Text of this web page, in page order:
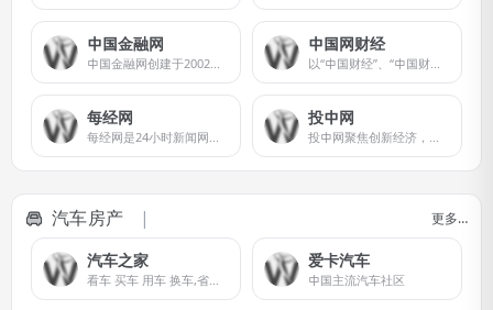
中国金融网
中国金融网创建于2002年，是中国金融领域的知名品牌。
中国网财经
以“中国财经”、“中国财经APP”、中国财经双微等为核心业务平台，实现多屏互动，重点关注宏观经济、金融、证券、上市公司、房产、科技等领域，为用户提供时效、专业、全面的财经信息及综合类服务。
每经网
每经网是24小时新闻网站，依托新锐财经日报《每日经济新闻》打造中国具有影响力的新闻网站，覆盖品牌价值、汽车资讯、视频、基金、财经、房产、金融新闻、券商、公司等方向，是全方位财经新闻平台。
投中网
投中网聚焦创新经济，提供创新经济领域的智识和洞见。投中网拥有立体化传播矩阵，十多年行业深耕，为新经济领域核心人群提供深入、独到的智识和创见，在私募股权投资行业和新商业领域均拥有权威影响力。投中网拥有商业深度、商业故事、资本市场、健康、教育、5G、汽车、消费、人工智能、Vtalk、投等舱、创投百科等多个频道和品牌栏目，投中网在投资中国、投资网站、投权投资平台、股权投资网、投资网、投中数据、投资信息、股权信息、创投网站、中国投资、投资行业、投资风险等领域均拥有权威影响力，洞察商业真相，关注商业进化，服务创新经济，推动新商业文明。
汽车房产 更多…
汽车之家
看车 买车 用车 换车,省时省心省钱!
爱卡汽车
中国主流汽车社区